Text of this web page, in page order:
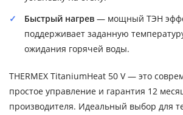
Быстрый нагрев — мощный ТЭН
поддерживает заданную
ожидания горячей воды.
THERMEX TitaniumHeat 50 V — это
простое управление и гарантия 12
производителя. Идеальный выбор для